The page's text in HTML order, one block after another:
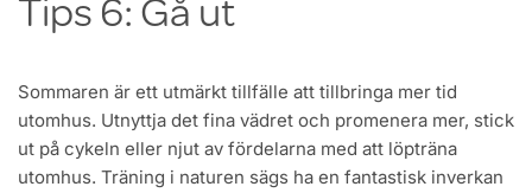
Tips 6: Gå ut
Sommaren är ett utmärkt tillfälle att tillbringa mer tid
utomhus. Utnyttja det fina vädret och promenera mer, stick
ut på cykeln eller njut av fördelarna med att löpträna
utomhus. Träning i naturen sägs ha en fantastisk inverkan